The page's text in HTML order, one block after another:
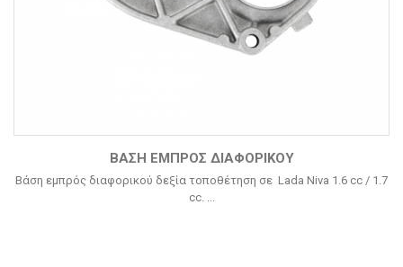
ΒΆΣΗ ΕΜΠΡΌΣ ΔΙΑΦΟΡΙΚΟΎ
Βάση εμπρός διαφορικού δεξία τοποθέτηση σε Lada Niva 1.6 cc / 1.7
cc. ...